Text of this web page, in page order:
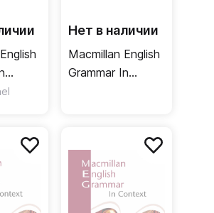
Нет в наличии
Macmillan English
Grammar In